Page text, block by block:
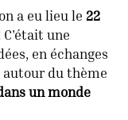
a eu lieu le 22
C'était une
en échanges
du thème
un monde